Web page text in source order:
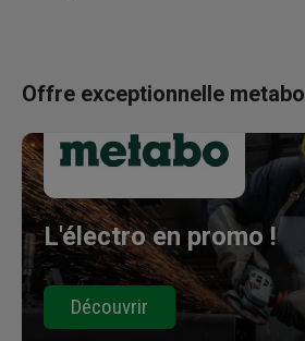
Offre exceptionnelle metabo
L'électro en promo !
Découvrir